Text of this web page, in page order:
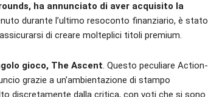
ha annunciato di aver acquisito la
durante l’ultimo resoconto finanziario, è stato
di creare molteplici titoli premium.
gioco, The Ascent. Questo peculiare Action-
grazie a un’ambientazione di stampo
discretamente dalla critica, con voti che si sono